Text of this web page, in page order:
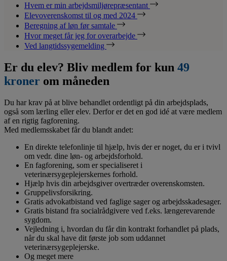
Hvem er min arbejdsmiljørepræsentant
Elevoverenskomst til og med 2024
Beregning af løn før samtale
Hvor meget får jeg for overarbejde
Ved langtidssygemelding
Er du elev? Bliv medlem for kun 49
kroner om måneden
Du har krav på at blive behandlet ordentligt på din arbejdsplads,
også som lærling eller elev. Derfor er det en god idé at være medlem
af en rigtig fagforening.
Med medlemsskabet får du blandt andet:
En direkte telefonlinje til hjælp, hvis der er noget, du er i tvivl
om vedr. dine løn- og arbejdsforhold.
En fagforening, som er specialiseret i
veterinærsygeplejerskernes forhold.
Hjælp hvis din arbejdsgiver overtræder overenskomsten.
Gruppelivsforsikring.
Gratis advokatbistand ved faglige sager og arbejdsskadesager.
Gratis bistand fra socialrådgivere ved f.eks. længerevarende
sygdom.
Vejledning i, hvordan du får din kontrakt forhandlet på plads,
når du skal have dit første job som uddannet
veterinærsygeplejerske.
Og meget mere